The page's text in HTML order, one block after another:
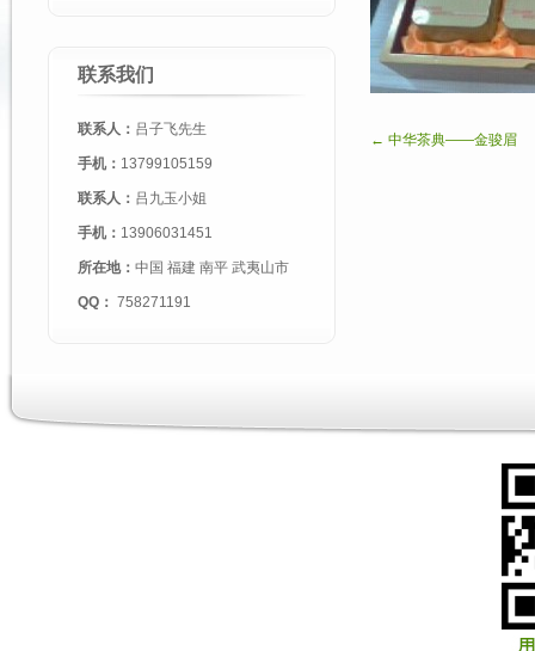
← 中华茶典——金骏眉
联系我们
联系人： 吕子飞先生
手机： 13799105159
联系人： 吕九玉小姐
手机： 13906031451
所在地： 中国 福建 南平 武夷山市
QQ： 758271191